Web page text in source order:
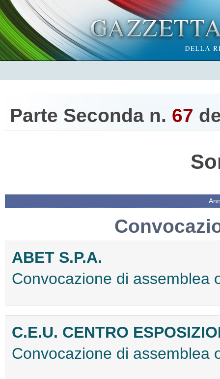
Parte Seconda n. 67
ABET S.P.A.
Convocazione di assemblea
C.E.U. CENTRO
Convocazione di assemblea